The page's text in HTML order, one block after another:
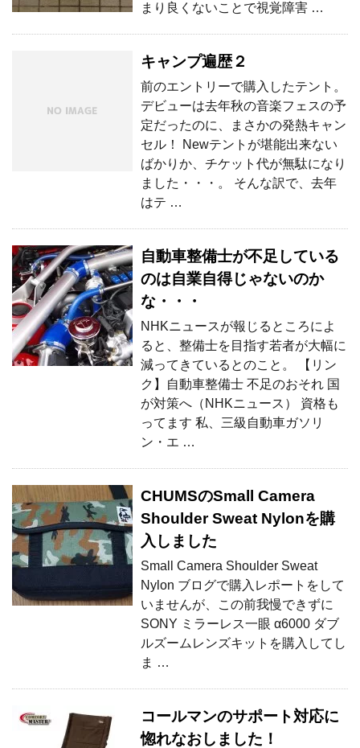
まり良くないことで視覚障害 …
キャンプ遍歴２
前のエントリーで購入したテント。
デビューは去年秋の音楽フェスの予
定だったのに、まさかの発熱キャン
セル！ Newテントが堪能出来ない
ばかりか、チケット代が無駄になり
ました・・・。 そんな訳で、去年
はテ …
自動車整備士が不足している
のは自業自得じゃないのか
な・・・
NHKニュースが報じるところによ
ると、整備士を目指す若者が大幅に
減ってきているとのこと。 【リン
ク】自動車整備士 不足のおそれ 国
が対策へ（NHKニュース） 資格も
ってます 私、三級自動車ガソリ
ン・エ …
CHUMSのSmall Camera
Shoulder Sweat Nylonを購
入しました
Small Camera Shoulder Sweat
Nylon ブログで購入レポートをして
いませんが、この前我慢できずに
SONY ミラーレス一眼 α6000 ダブ
ルズームレンズキットを購入してし
ま …
コールマンのサポート対応に
惚れなおしました！